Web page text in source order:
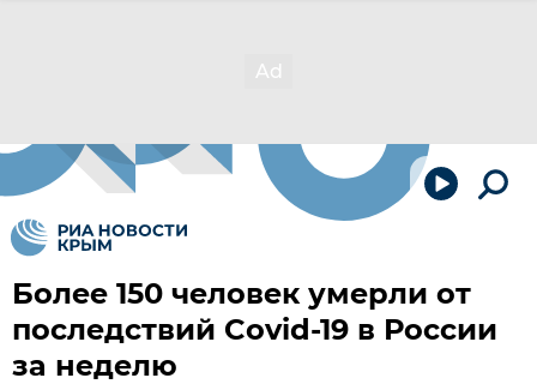
Более 150 человек умерли от
последствий Covid-19 в России
за неделю